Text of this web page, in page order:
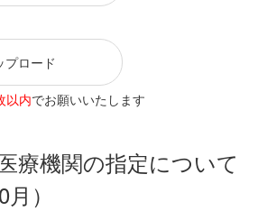
プロード
以内でお願いいたします
療機関の指定について
）